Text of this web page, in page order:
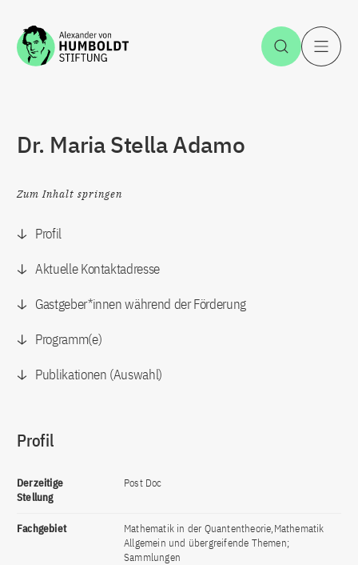
Zum Inhalt springen Suche
Dr. Maria Stella Adamo
Zum Inhalt springen
Profil
Aktuelle Kontaktadresse
Gastgeber*innen während der Förderung
Programm(e)
Publikationen (Auswahl)
Profil
Derzeitige
Stellung
Post Doc
Fachgebiet
Mathematik in der Quantentheorie,Mathematik
Allgemein und übergreifende Themen;
Sammlungen